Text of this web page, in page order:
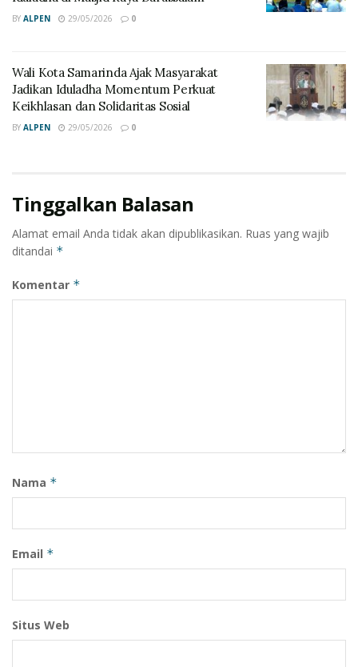
Timur di level regional maupun nasional. (adv)
BY ALPEN 29/05/2026 0
Wali Kota Samarinda Ajak Masyarakat
Jadikan Iduladha Momentum Perkuat
Keikhlasan dan Solidaritas Sosial
BY ALPEN 29/05/2026 0
Tinggalkan Balasan
Alamat email Anda tidak akan dipublikasikan. Ruas yang wajib
ditandai *
Komentar *
Nama *
Email *
Situs Web